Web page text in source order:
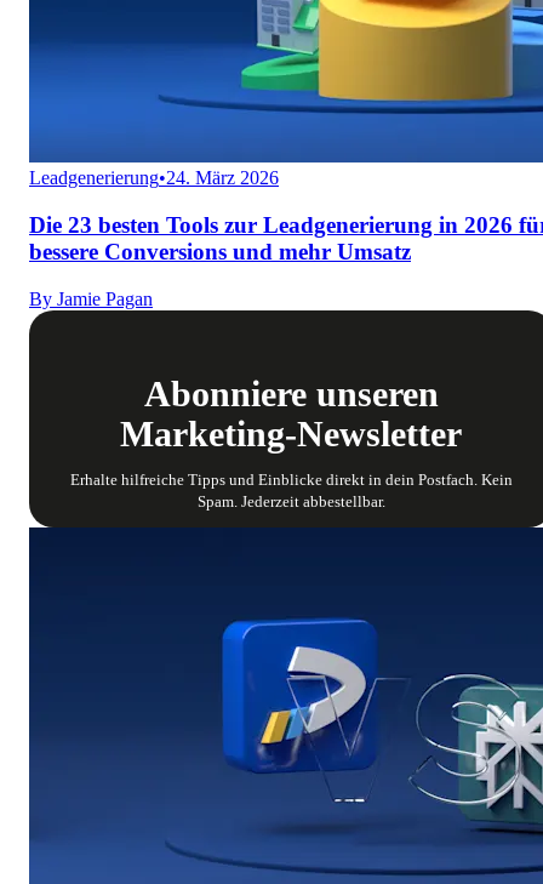
Leadgenerierung•24. März 2026
Die 23 besten Tools zur Leadgenerierung in 2026
bessere Conversions und mehr Umsatz
By Jamie Pagan
Abonniere unseren
Marketing-Newsletter
Erhalte hilfreiche Tipps und Einblicke direkt in dein Postfach. Kein
Spam. Jederzeit abbestellbar.